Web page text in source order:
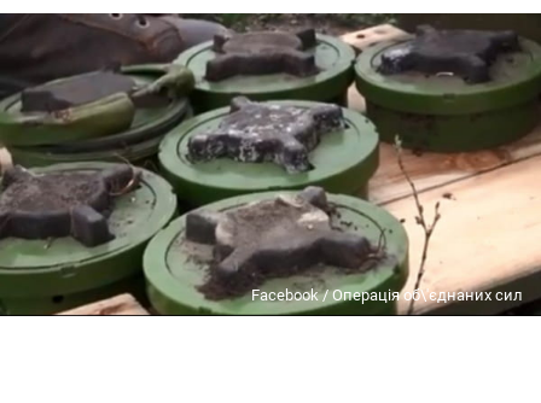
Facebook / Операція об\'єднаних сил